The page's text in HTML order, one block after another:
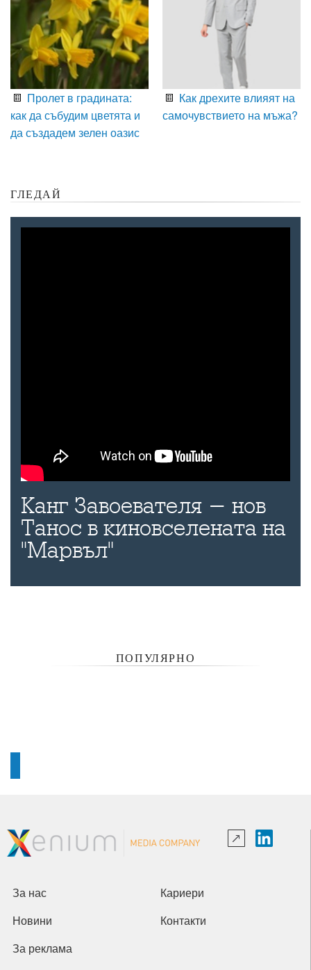
Пролет в градината:
как да събудим цветята и
да създадем зелен оазис
Как дрехите влияят на
самочувствието на мъжа?
ГЛЕДАЙ
Канг Завоевателя - нов
Танос в киновселената на
"Марвъл"
ПОПУЛЯРНО
За нас Кариери
Новини Контакти
За реклама